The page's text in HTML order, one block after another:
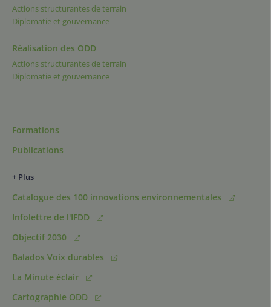
Actions structurantes de terrain
Diplomatie et gouvernance
Réalisation des ODD
Actions structurantes de terrain
Diplomatie et gouvernance
Formations
Publications
+ Plus
Catalogue des 100 innovations environnementales
Infolettre de l'IFDD
Objectif 2030
Balados Voix durables
La Minute éclair
Cartographie ODD